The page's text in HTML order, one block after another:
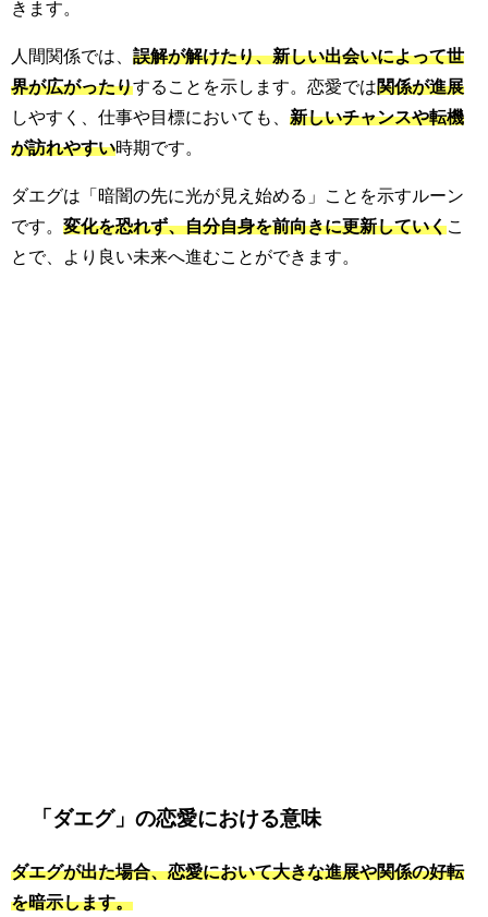
きます。
人間関係では、 誤解が解けたり、新しい出会いによって世
界が広がったりすることを示します。恋愛では関係が進展
しやすく、仕事や目標においても、 新しいチャンスや転機
が訪れやすい時期です。
ダエグは「暗闇の先に光が見え始める」ことを示すルーン
です。 変化を恐れず、自分自身を前向きに更新していく こ
とで、より良い未来へ進むことができます。
「ダエグ」の恋愛における意味
ダエグが出た場合、恋愛において大きな進展や関係の好転
を暗示します。